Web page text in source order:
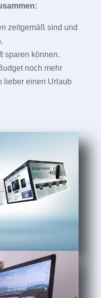
zeitgemäß sind und
sparen können.
noch mehr
lieber einen Urlaub